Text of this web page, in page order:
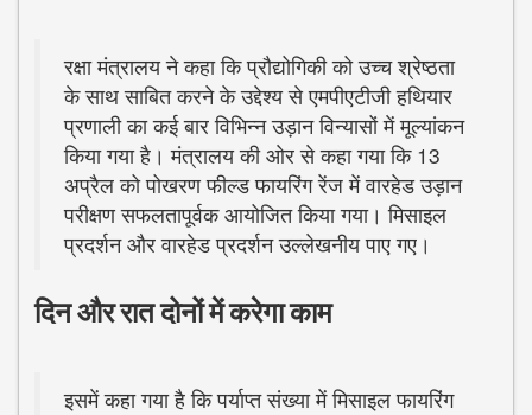
रक्षा मंत्रालय ने कहा कि प्रौद्योगिकी को उच्च श्रेष्ठता
के साथ साबित करने के उद्देश्य से एमपीएटीजी हथियार
प्रणाली का कई बार विभिन्न उड़ान विन्यासों में मूल्यांकन
किया गया है। मंत्रालय की ओर से कहा गया कि 13
अप्रैल को पोखरण फील्ड फायरिंग रेंज में वारहेड उड़ान
परीक्षण सफलतापूर्वक आयोजित किया गया। मिसाइल
प्रदर्शन और वारहेड प्रदर्शन उल्लेखनीय पाए गए।
दिन और रात दोनों में करेगा काम
इसमें कहा गया है कि पर्याप्त संख्या में मिसाइल फायरिंग